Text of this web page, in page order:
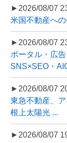
►2026/08/07
米国不動産へ
►2026/08/07
ポータル・広
SNS×SEO・
►2026/08/07
東急不動産、
根上太陽光 ...
►2026/08/07